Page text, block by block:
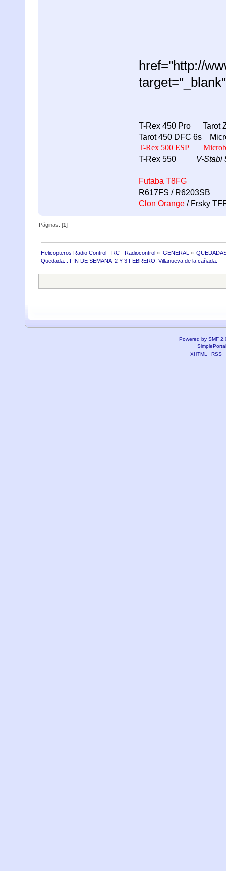
href="http://
T-Rex 450 Pro Tarot
Tarot 450 DFC 6s
T-Rex 500 ESP
T-Rex 550 V-Stabi
Futaba T8FG
R617FS / R6203SB
Clon Orange/ Frsky
Páginas: [1]
Helicopteros Radio Control - RC - Radiocontrol » GENERAL »
Quedada... FIN DE SEMANA  2 Y 3 FEBRERO. Villanueva de la cañada.
Powered by SMF
XHTML
RSS